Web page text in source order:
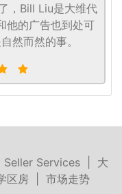
，Bill Liu是大维代
他的广告也到处可
然而然的事。
Seller Services| 大
区房 市场走势